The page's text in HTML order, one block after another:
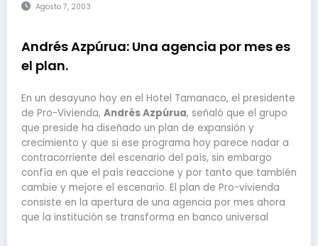
Agosto 7, 2003
Andrés Azpúrua: Una agencia por mes es
el plan.
En un desayuno hoy en el Hotel Tamanaco, el presidente
de Pro-Vivienda, Andrés Azpúrua, señaló que el grupo
que preside ha diseñado un plan de expansión y
crecimiento y que si ese programa hoy parece nadar a
contracorriente del escenario del país, sin embargo
confía en que el país reaccione y por tanto que también
cambie y mejore el escenario. El plan de Pro-vivienda
consiste en la apertura de una agencia por mes ahora
que la institución se transforma en banco universal